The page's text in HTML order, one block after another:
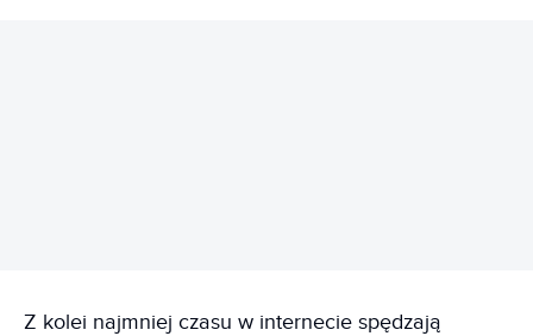
Z kolei najmniej czasu w internecie spędzają